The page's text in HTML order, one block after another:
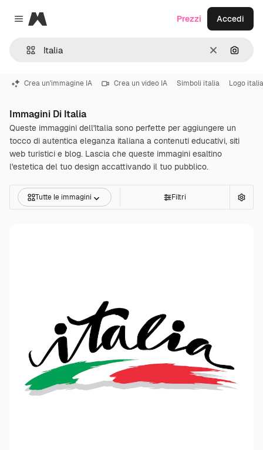
Close menu
Magnific
CancellaCerca
Prezzi Accedi
Crea un'immagine IA Crea un video IA Simboli italia Logo italia
Immagini Di Italia
Queste immaggini dell'Italia sono perfette per aggiungere un
tocco di autentica eleganza italiana a contenuti educativi, siti
web turistici e blog. Lascia che queste immagini esaltino
l'estetica del tuo design accattivando il tuo pubblico.
Tutte le immagini Filtri